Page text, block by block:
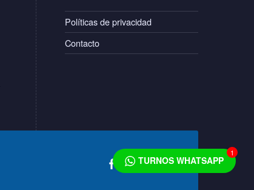
Políticas de privacidad
Contacto
Social Menu CPVS en Instagram Back to top ↑
TURNOS WHATSAPP
1